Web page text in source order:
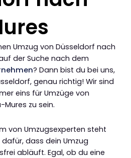
Umzug von Düsseldorf nach
der Suche nach dem
? Dann bist du bei uns,
genau richtig! Wir sind
eins für Umzüge von
zu sein.
von Umzugsexperten steht
dass dein Umzug
abläuft. Egal, ob du eine